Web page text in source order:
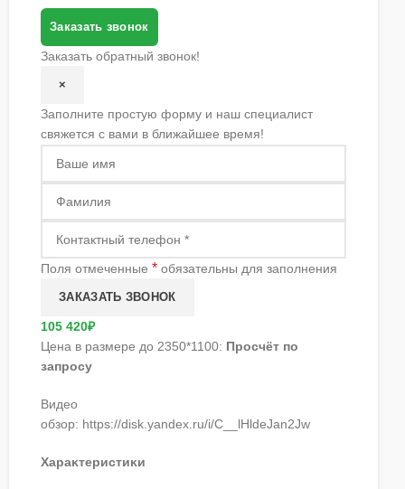
Заказать звонок
Заказать обратный звонок!
×
Заполните простую форму и наш специалист
свяжется с вами в ближайшее время!
Поля отмеченные * обязательны для заполнения
105 420₽
Цена в размере до 2350*1100: Просчёт по
запросу
Видео
обзор: https://disk.yandex.ru/i/C__lHldeJan2Jw
Хараĸтеристиĸи